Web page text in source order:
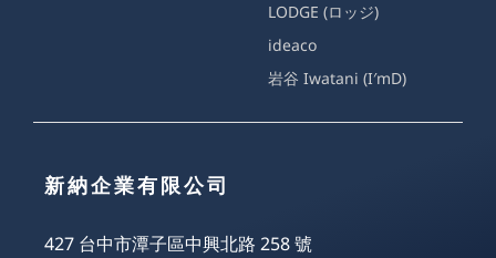
新納企業有限公司
427 台中市潭子區中興北路 258 號
LODGE (ロッジ)
ideaco
岩谷 Iwatani (I′mD)